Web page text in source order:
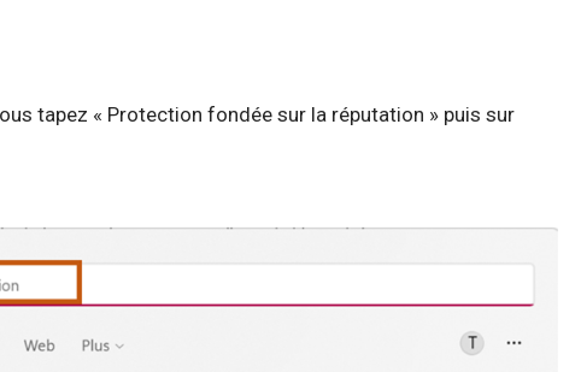
tapez « Protection fondée sur la réputation » puis sur